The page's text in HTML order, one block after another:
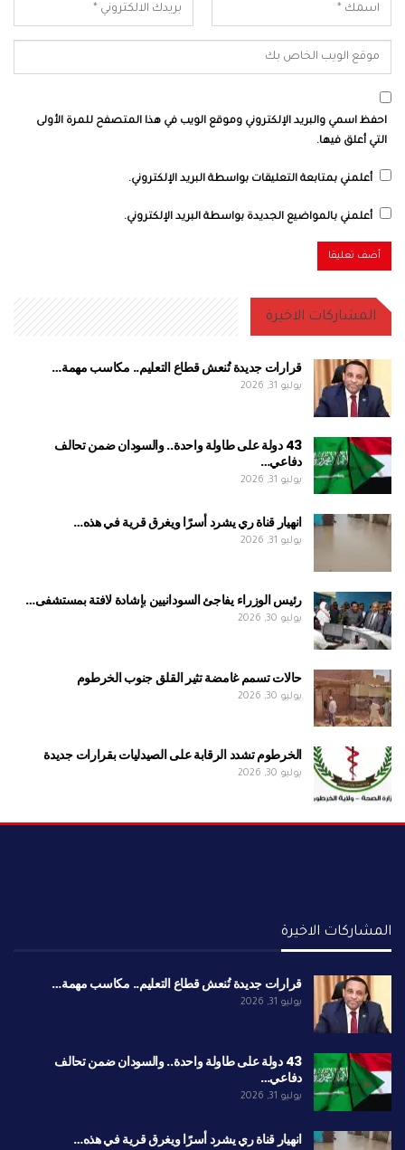
احفظ اسمي والبريد الإلكتروني وموقع الويب في هذا المتصفح للمرة الأولى
التي أعلق فيها.
أعلمني بمتابعة التعليقات بواسطة البريد الإلكتروني.
أعلمني بالمواضيع الجديدة بواسطة البريد الإلكتروني.
المشاركات الاخيرة
قرارات جديدة تُنعش قطاع التعليم.. مكاسب مهمة…
يوليو 31, 2026
43 دولة على طاولة واحدة.. والسودان ضمن تحالف
دفاعي…
يوليو 31, 2026
انهيار قناة ري يشرد أسرًا ويغرق قرية في هذه…
يوليو 31, 2026
رئيس الوزراء يفاجئ السودانيين بإشادة لافتة بمستشفى…
يوليو 30, 2026
حالات تسمم غامضة تثير القلق جنوب الخرطوم
يوليو 30, 2026
الخرطوم تشدد الرقابة على الصيدليات بقرارات جديدة
يوليو 30, 2026
المشاركات الاخيرة
قرارات جديدة تُنعش قطاع التعليم.. مكاسب مهمة…
يوليو 31, 2026
43 دولة على طاولة واحدة.. والسودان ضمن تحالف
دفاعي…
يوليو 31, 2026
انهيار قناة ري يشرد أسرًا ويغرق قرية في هذه…